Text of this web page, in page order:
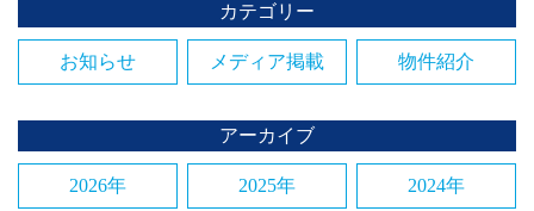
カテゴリー
お知らせ メディア掲載 物件紹介
アーカイブ
2026年 2025年 2024年